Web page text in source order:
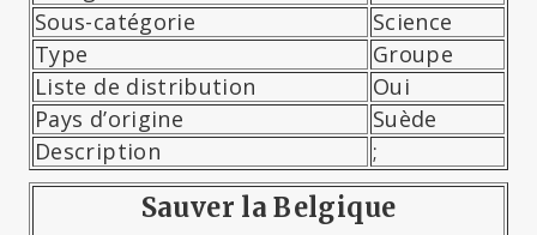
Sous-catégorie
Science
Type
Groupe
Liste de distribution
Oui
Pays d’origine
Suède
Description
;
Sauver la Belgique